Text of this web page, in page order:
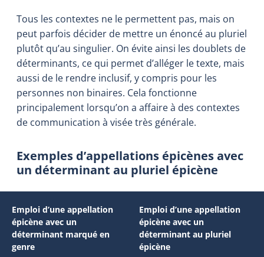
Tous les contextes ne le permettent pas, mais on
peut parfois décider de mettre un énoncé au pluriel
plutôt qu’au singulier. On évite ainsi les doublets de
déterminants, ce qui permet d’alléger le texte, mais
aussi de le rendre inclusif, y compris pour les
personnes non binaires. Cela fonctionne
principalement lorsqu’on a affaire à des contextes
de communication à visée très générale.
Exemples d’appellations épicènes avec
un déterminant au pluriel épicène
Emploi d’une appellation
épicène avec un
déterminant marqué en
genre
Emploi d’une appellation
épicène avec un
déterminant au pluriel
épicène